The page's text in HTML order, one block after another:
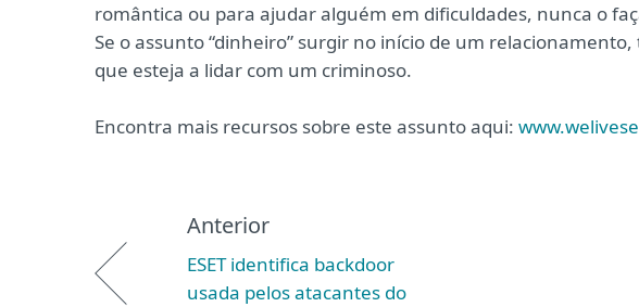
romântica ou para ajudar alguém em dificuldades, nunca o
Se o assunto “dinheiro” surgir no início de um
que esteja a lidar com um criminoso.
Encontra mais recursos sobre este assunto aqui:
Anterior
ESET identifica backdoor
usada pelos atacantes do